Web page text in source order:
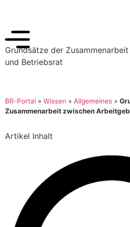
Grundsätze der
und Betriebsrat
BR-Portal » Wissen » Allgemeines »
Zusammenarbeit zwischen
Artikel Inhalt